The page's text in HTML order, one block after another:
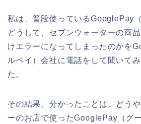
私は、普段使っているGooglePay
どうして、セブンウォーターの商
けエラーになってしまったのかを
ルペイ）会社に電話をして聞いて
た。
その結果、分かったことは、どう
ーのお店で使ったGooglePay（グ